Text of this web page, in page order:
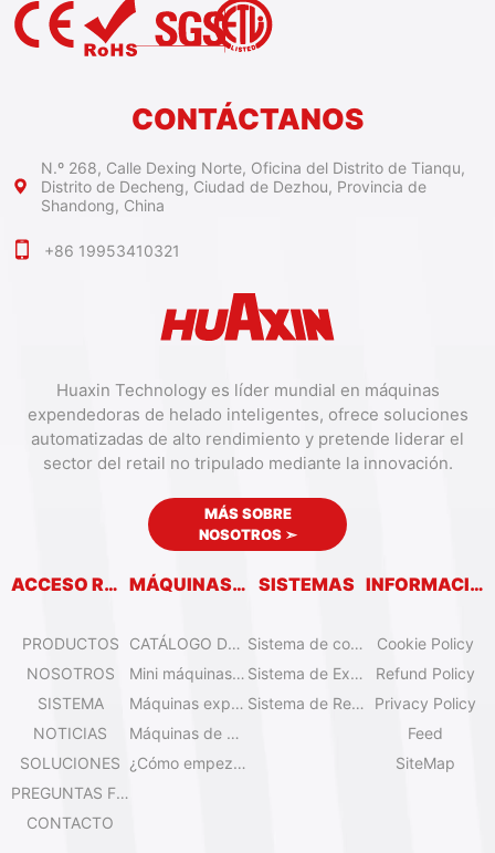
Huaxin Technology es líder mundial en máquinas
expendedoras de helado inteligentes, ofrece soluciones
automatizadas de alto rendimiento y pretende liderar el
sector del retail no tripulado mediante la innovación.
MÁS SOBRE
NOSOTROS ➣
ACCESO RÁPIDO
PRODUCTOS
NOSOTROS
SISTEMA
NOTICIAS
SOLUCIONES
PREGUNTAS FRECUENTES
CONTACTO
MÁQUINAS EXPENDEDORAS
CATÁLOGO DE MÁQUINAS EXPENDEDORAS
Mini máquinas de helado de sobremesa
Máquinas expendedoras de helado Olala
Máquinas de helado IYogurt
¿Cómo empezar el negocio de helados automáticos?
SISTEMAS
Sistema de control remoto
Sistema de Expansión
Sistema de Refrigeración
INFORMACIÓN
Cookie Policy
Refund Policy
Privacy Policy
Feed
SiteMap
CONTÁCTANOS
N.º 268, Calle Dexing Norte, Oficina del Distrito de Tianqu,
Distrito de Decheng, Ciudad de Dezhou, Provincia de
Shandong, China
+86 19953410321